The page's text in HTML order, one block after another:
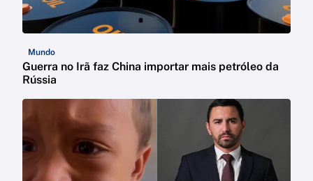
Mundo
Guerra no Irã faz China importar mais petróleo da
Rússia